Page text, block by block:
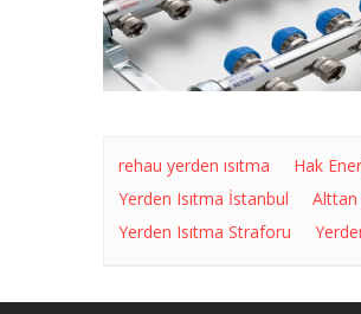
rehau yerden ısıtma Hak
Yerden Isıtma İstanbul
Alttan
Yerden Isıtma Straforu